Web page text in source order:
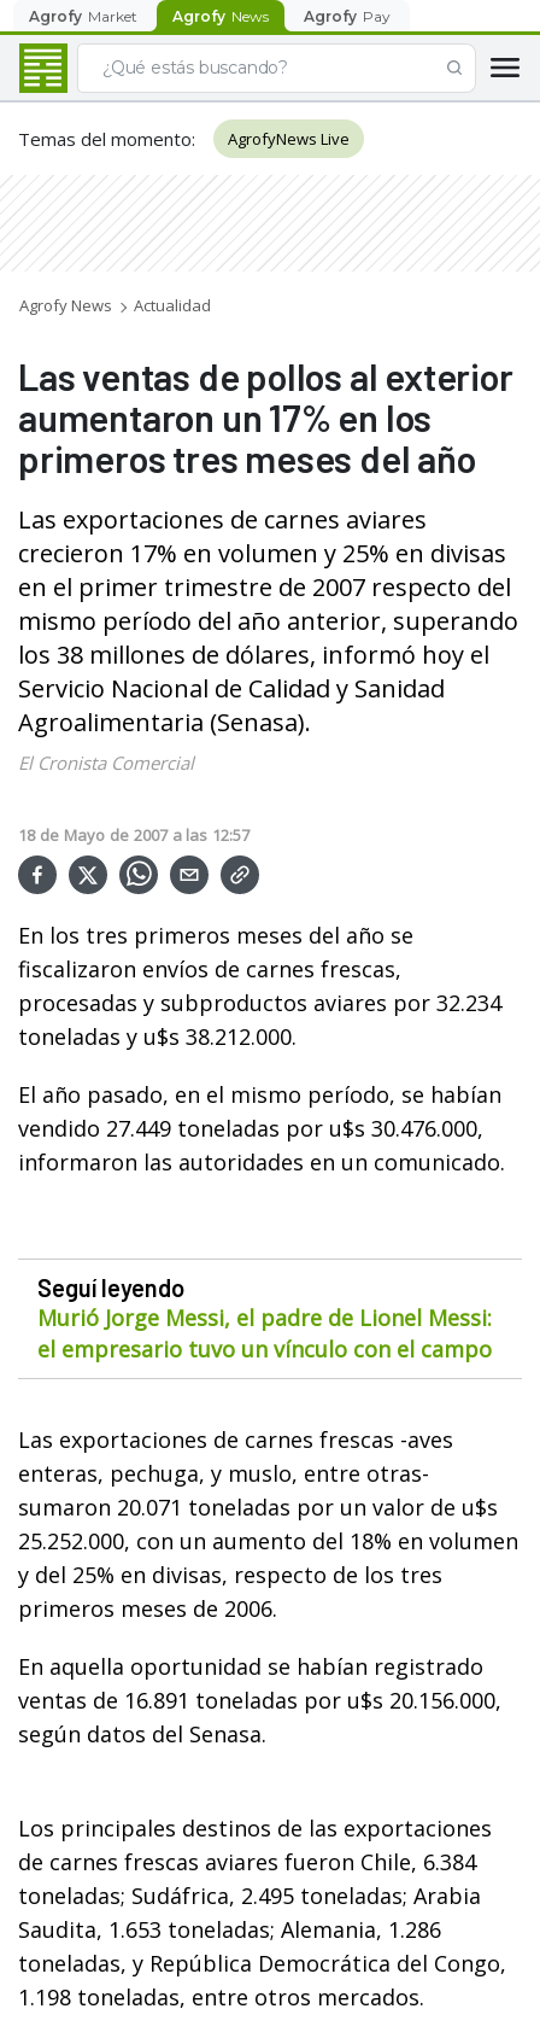
Agrofy Market Agrofy News Agrofy Pay
Temas del momento: AgrofyNews Live
Agrofy News Actualidad
Las ventas de pollos al exterior
aumentaron un 17% en los
primeros tres meses del año
Las exportaciones de carnes aviares
crecieron 17% en volumen y 25% en divisas
en el primer trimestre de 2007 respecto del
mismo período del año anterior, superando
los 38 millones de dólares, informó hoy el
Servicio Nacional de Calidad y Sanidad
Agroalimentaria (Senasa).
El Cronista Comercial
18 de Mayo de 2007 a las 12:57
En los tres primeros meses del año se
fiscalizaron envíos de carnes frescas,
procesadas y subproductos aviares por 32.234
toneladas y u$s 38.212.000.
El año pasado, en el mismo período, se habían
vendido 27.449 toneladas por u$s 30.476.000,
informaron las autoridades en un comunicado.
Seguí leyendo
Murió Jorge Messi, el padre de Lionel Messi:
el empresario tuvo un vínculo con el campo
Las exportaciones de carnes frescas -aves
enteras, pechuga, y muslo, entre otras-
sumaron 20.071 toneladas por un valor de u$s
25.252.000, con un aumento del 18% en volumen
y del 25% en divisas, respecto de los tres
primeros meses de 2006.
En aquella oportunidad se habían registrado
ventas de 16.891 toneladas por u$s 20.156.000,
según datos del Senasa.
Los principales destinos de las exportaciones
de carnes frescas aviares fueron Chile, 6.384
toneladas; Sudáfrica, 2.495 toneladas; Arabia
Saudita, 1.653 toneladas; Alemania, 1.286
toneladas, y República Democrática del Congo,
1.198 toneladas, entre otros mercados.